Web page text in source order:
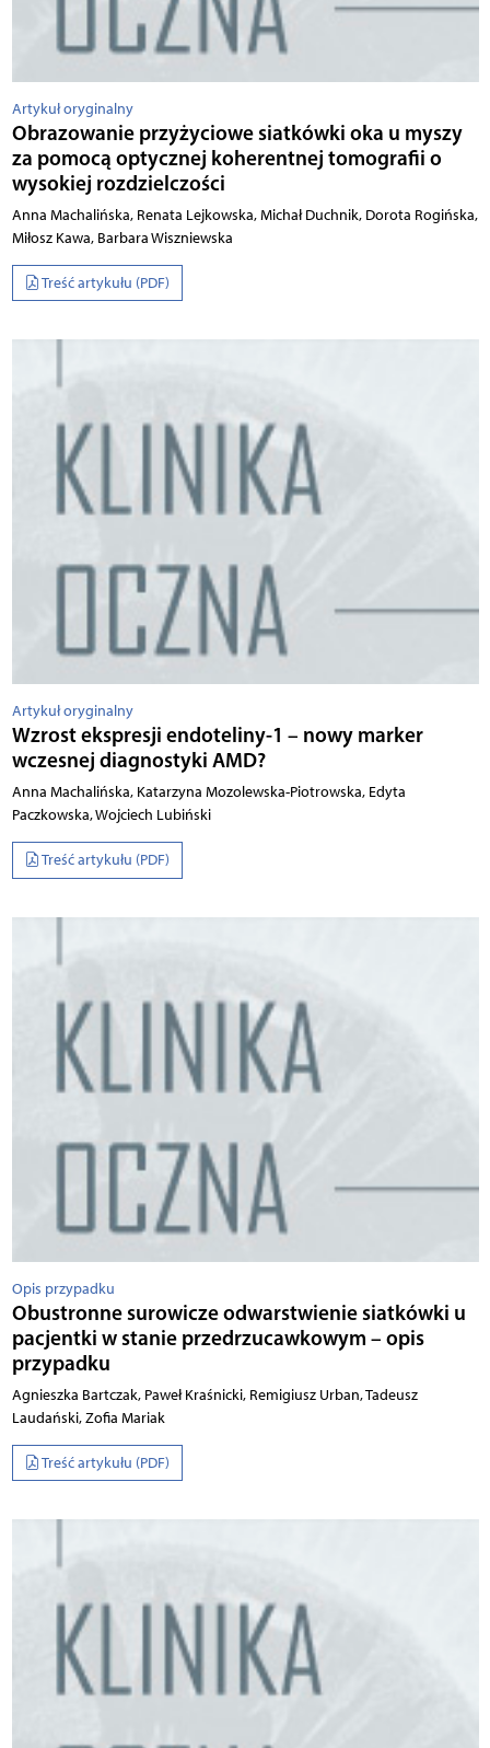
Artykuł oryginalny
Obrazowanie przyżyciowe siatkówki oka u myszy
za pomocą optycznej koherentnej tomografii o
wysokiej rozdzielczości
Anna Machalińska, Renata Lejkowska, Michał Duchnik, Dorota Rogińska,
Miłosz Kawa, Barbara Wiszniewska
Treść artykułu (PDF)
Artykuł oryginalny
Wzrost ekspresji endoteliny-1 – nowy marker
wczesnej diagnostyki AMD?
Anna Machalińska, Katarzyna Mozolewska-Piotrowska, Edyta
Paczkowska, Wojciech Lubiński
Treść artykułu (PDF)
Opis przypadku
Obustronne surowicze odwarstwienie siatkówki u
pacjentki w stanie przedrzucawkowym – opis
przypadku
Agnieszka Bartczak, Paweł Kraśnicki, Remigiusz Urban, Tadeusz
Laudański, Zofia Mariak
Treść artykułu (PDF)